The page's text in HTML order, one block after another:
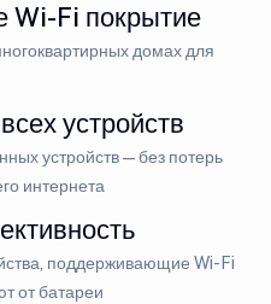
Wi-Fi покрытие
домах для
устройств
устройств — без потерь
интернета
поддерживающие Wi-Fi
от батареи